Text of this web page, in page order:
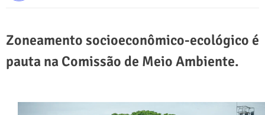
Zoneamento socioeconômico-ecológico é
pauta na Comissão de Meio Ambiente.